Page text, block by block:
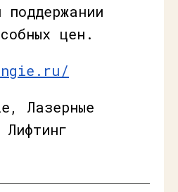
поддержании
цен.
Лазерные